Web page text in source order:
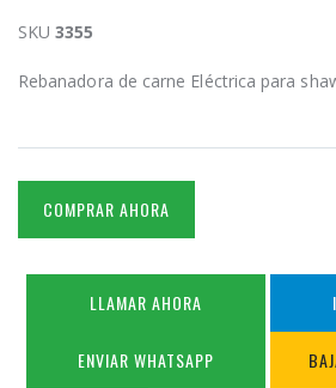
SKU3355
Rebanadora de carne Eléctrica para
COMPRAR AHORA
LLAMAR AHORA
ENVIAR WHATSAPP